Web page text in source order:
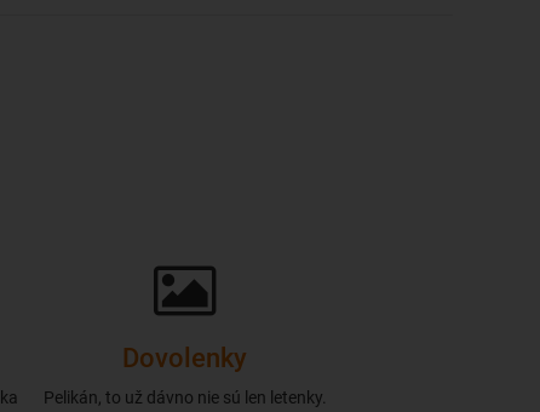
Dovolenky
Pelikán, to už dávno nie sú len letenky.